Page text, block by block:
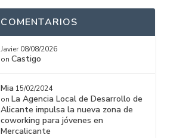
COMENTARIOS
Javier 08/08/2026
onCastigo
Mia 15/02/2024
on La Agencia Local de Desarrollo de
Alicante impulsa la nueva zona de
coworking para jóvenes en
Mercalicante